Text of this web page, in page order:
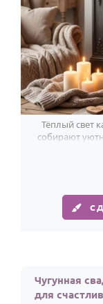
Тёплый свет
собирают
Чугунная
для